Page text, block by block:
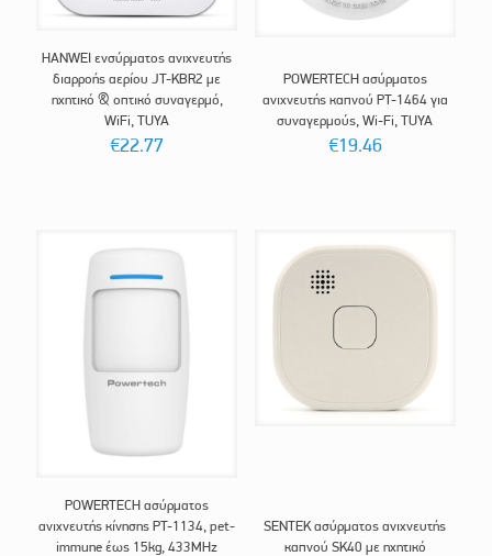
HANWEI ενσύρματος ανιχνευτής
διαρροής αερίου JT-KBR2 με
ηχητικό & οπτικό συναγερμό,
WiFi, TUYA
€22.77
POWERTECH ασύρματος
ανιχνευτής καπνού PT-1464 για
συναγερμούς, Wi-Fi, TUYA
€19.46
POWERTECH ασύρματος
ανιχνευτής κίνησης PT-1134, pet-
immune έως 15kg, 433MHz
SENTEK ασύρματος ανιχνευτής
καπνού SK40 με ηχητικό